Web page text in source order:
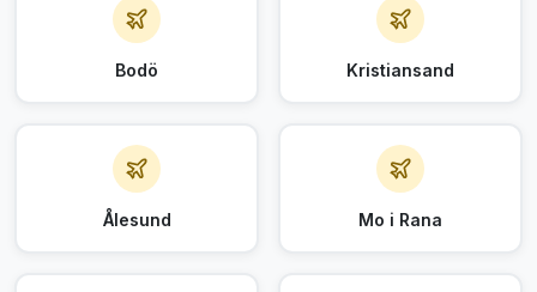
Bodö Kristiansand
Ålesund Mo i Rana